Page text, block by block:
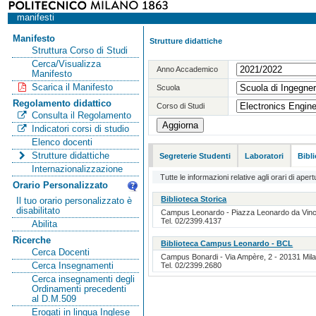
manifesti
Manifesto
Struttura Corso di Studi
Cerca/Visualizza
Manifesto
Scarica il Manifesto
Regolamento didattico
Consulta il Regolamento
Indicatori corsi di studio
Elenco docenti
Strutture didattiche
Internazionalizzazione
Orario Personalizzato
Il tuo orario personalizzato è
disabilitato
Abilita
Ricerche
Cerca Docenti
Cerca Insegnamenti
Cerca insegnamenti degli
Ordinamenti precedenti
al D.M.509
Erogati in lingua Inglese
Strutture didattiche
Anno Accademico
Scuola
Corso di Studi
Segreterie Studenti Laboratori
Tutte le informazioni relative agli orari di
Biblioteca Storica
Campus Leonardo - Piazza Leonardo da
Tel. 02/2399.4137
Biblioteca Campus Leonardo - BCL
Campus Bonardi - Via Ampère, 2 - 20131
Tel. 02/2399.2680